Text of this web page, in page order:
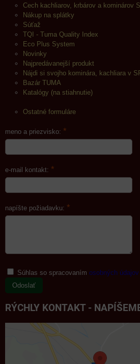
Cech kachliarov, krbárov a kominárov
Nákup na splátky
Súťaž
TQI - Tuma Quality Index
Eco Plus System
Novinky
Najpredávanejší produkt
Nájdi si svojho kominára, kachliara v
Bazár TUMA
Katalógy (na stiahnutie)
Ostatné formuláre
meno a priezvisko: *
e-mail kontakt: *
napíšte požiadavku: *
Súhlas so spracovaním osobných údajov
Odoslať
RÝCHLY KONTAKT -